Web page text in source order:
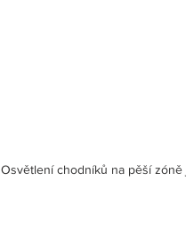
Osvětlení chodníků na pěší